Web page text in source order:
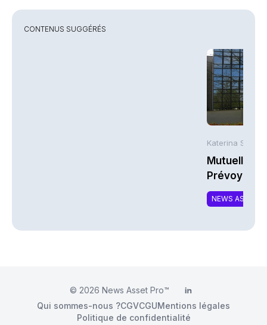
CONTENUS SUGGÉRÉS
Katerina
Mutuelles :
de la Math
NEWS
© 2026 News Asset Pro™ LinkedIn
Qui sommes-nous ?CGVCGUMentions légales
Politique de confidentialité